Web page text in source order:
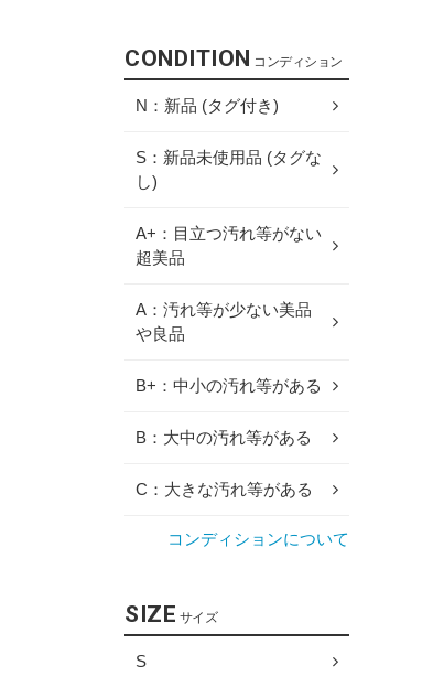
CONDITION コンディション
N：新品 (タグ付き)
S：新品未使用品 (タグな
し)
A+：目立つ汚れ等がない
超美品
A：汚れ等が少ない美品
や良品
B+：中小の汚れ等がある
B：大中の汚れ等がある
C：大きな汚れ等がある
コンディションについて
SIZE サイズ
S